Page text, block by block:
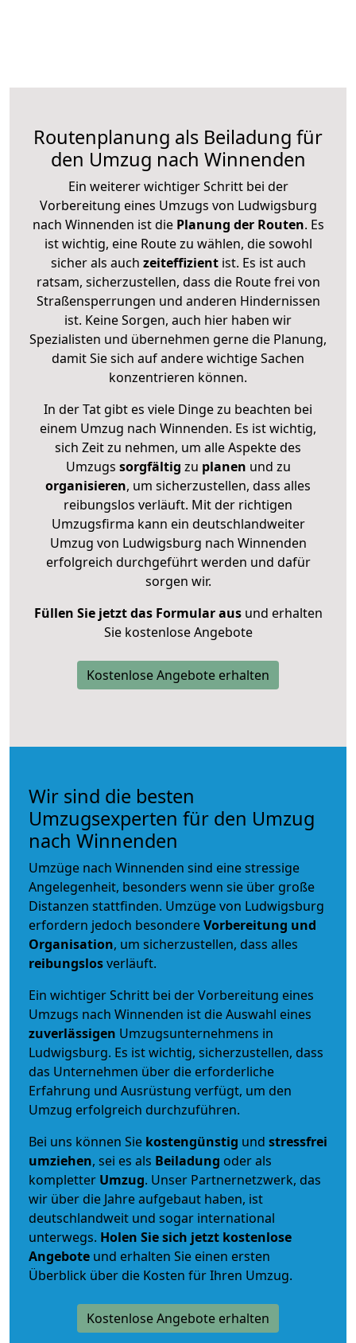
Routenplanung als Beiladung für
den Umzug nach Winnenden
Ein weiterer wichtiger Schritt bei der
Vorbereitung eines Umzugs von Ludwigsburg
nach Winnenden ist diePlanung der Routen. Es
ist wichtig, eine Route zu wählen, die sowohl
sicher als auch zeiteffizientist. Es ist auch
ratsam, sicherzustellen, dass die Route frei von
Straßensperrungen und anderen Hindernissen
ist. Keine Sorgen, auch hier haben wir
Spezialisten und übernehmen gerne die Planung,
damit Sie sich auf andere wichtige Sachen
konzentrieren können.
In der Tat gibt es viele Dinge zu beachten bei
einem Umzug nach Winnenden. Es ist wichtig,
sich Zeit zu nehmen, um alle Aspekte des
Umzugs sorgfältig zu planen und zu
organisieren, um sicherzustellen, dass alles
reibungslos verläuft. Mit der richtigen
Umzugsfirma kann ein deutschlandweiter
Umzug von Ludwigsburg nach Winnenden
erfolgreich durchgeführt werden und dafür
sorgen wir.
Füllen Sie jetzt das Formular ausund erhalten
Sie kostenlose Angebote
Kostenlose Angebote erhalten
Wir sind die besten
Umzugsexperten für den Umzug
nach Winnenden
Umzüge nach Winnenden sind eine stressige
Angelegenheit, besonders wenn sie über große
Distanzen stattfinden. Umzüge von Ludwigsburg
erfordern jedoch besondereVorbereitung und
Organisation, um sicherzustellen, dass alles
reibungslosverläuft.
Ein wichtiger Schritt bei der Vorbereitung eines
Umzugs nach Winnenden ist die Auswahl eines
zuverlässigen Umzugsunternehmens in
Ludwigsburg. Es ist wichtig, sicherzustellen, dass
das Unternehmen über die erforderliche
Erfahrung und Ausrüstung verfügt, um den
Umzug erfolgreich durchzuführen.
Bei uns können Sie kostengünstig und stressfrei
umziehen, sei es als Beiladung oder als
kompletter Umzug. Unser Partnernetzwerk, das
wir über die Jahre aufgebaut haben, ist
deutschlandweit und sogar international
unterwegs. Holen Sie sich jetzt kostenlose
Angebote und erhalten Sie einen ersten
Überblick über die Kosten für Ihren Umzug.
Kostenlose Angebote erhalten